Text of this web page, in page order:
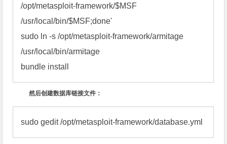
/opt/metasploit-framework/$MSF
/usr/local/bin/$MSF;done'
sudo ln -s /opt/metasploit-framework/armitage
/usr/local/bin/armitage
bundle install
然后创建数据库链接文件：
sudo gedit /opt/metasploit-framework/database.yml